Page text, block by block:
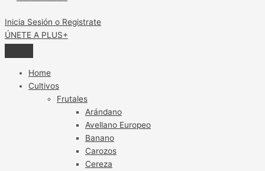
Inicia Sesión o Registrate
ÚNETE A PLUS+
Home
Cultivos
Frutales
Arándano
Avellano Europeo
Banano
Carozos
Cereza